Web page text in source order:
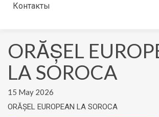
Контакты
ORĂȘEL
LA SOROCA
15 May 2026
ORĂȘEL EUROPEAN LA SOROCA